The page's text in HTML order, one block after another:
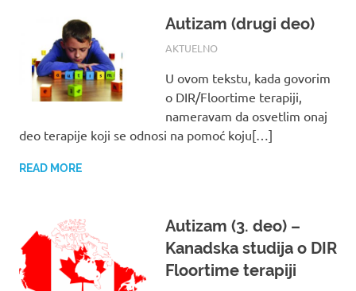
Autizam (drugi deo)
17/08/2017
ROOT
AKTUELNO
U ovom tekstu, kada govorim
o DIR/Floortime terapiji,
nameravam da osvetlim onaj
deo terapije koji se odnosi na pomoć koju[…]
READ MORE
Autizam (3. deo) –
Kanadska studija o DIR
Floortime terapiji